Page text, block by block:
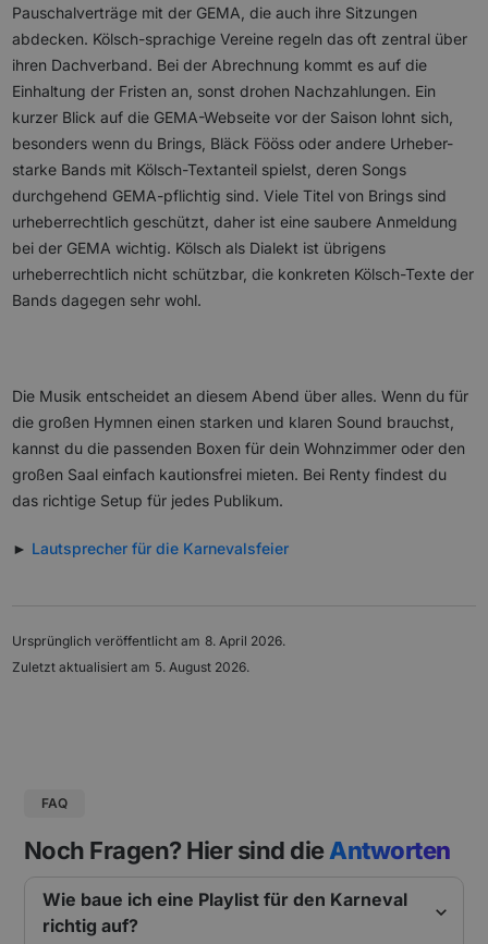
Pauschalverträge mit der GEMA, die auch ihre Sitzungen
abdecken. Kölsch-sprachige Vereine regeln das oft zentral über
ihren Dachverband. Bei der Abrechnung kommt es auf die
Einhaltung der Fristen an, sonst drohen Nachzahlungen. Ein
kurzer Blick auf die GEMA-Webseite vor der Saison lohnt sich,
besonders wenn du Brings, Bläck Fööss oder andere Urheber-
starke Bands mit Kölsch-Textanteil spielst, deren Songs
durchgehend GEMA-pflichtig sind. Viele Titel von Brings sind
urheberrechtlich geschützt, daher ist eine saubere Anmeldung
bei der GEMA wichtig. Kölsch als Dialekt ist übrigens
urheberrechtlich nicht schützbar, die konkreten Kölsch-Texte der
Bands dagegen sehr wohl.
Die Musik entscheidet an diesem Abend über alles. Wenn du für
die großen Hymnen einen starken und klaren Sound brauchst,
kannst du die passenden Boxen für dein Wohnzimmer oder den
großen Saal einfach kautionsfrei mieten. Bei Renty findest du
das richtige Setup für jedes Publikum.
► Lautsprecher für die Karnevalsfeier
Ursprünglich veröffentlicht am 8. April 2026.
Zuletzt aktualisiert am 5. August 2026.
FAQ
Noch Fragen? Hier sind dieAntworten
Wie baue ich eine Playlist für den Karneval
richtig auf?